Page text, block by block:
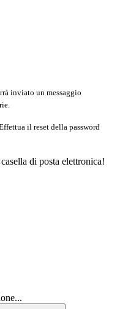
inviato un messaggio
il reset della password
di posta elettronica!